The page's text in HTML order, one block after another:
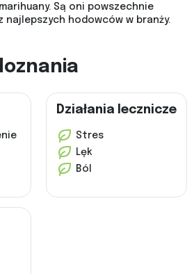
Są oni powszechnie
najlepszych hodowców w branży.
Działania lecznicze
Stres
Lęk
Ból